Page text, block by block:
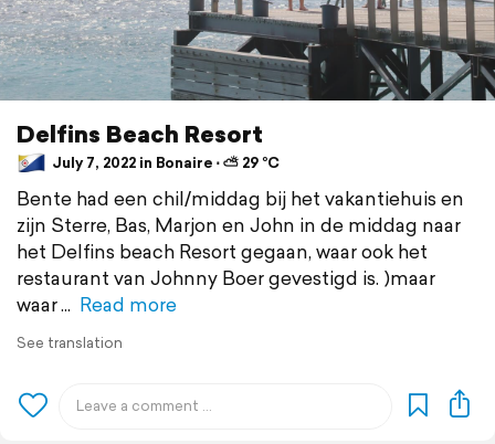
Delfins Beach Resort
July 7, 2022 in Bonaire ⋅ ⛅ 29 °C
Bente had een chil/middag bij het vakantiehuis en
zijn Sterre, Bas, Marjon en John in de middag naar
het Delfins beach Resort gegaan, waar ook het
restaurant van Johnny Boer gevestigd is. )maar
waar
Read more
See translation